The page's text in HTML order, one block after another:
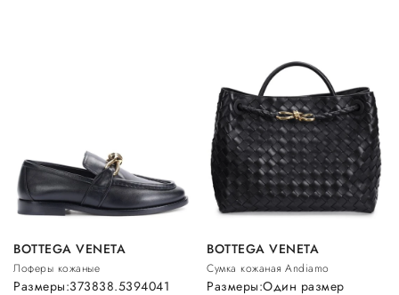
BOTTEGA VENETA
Лоферы кожаные
Размеры:373838.5394041
BOTTEGA VENETA
Сумка кожаная Andiamo
Размеры:Один размер